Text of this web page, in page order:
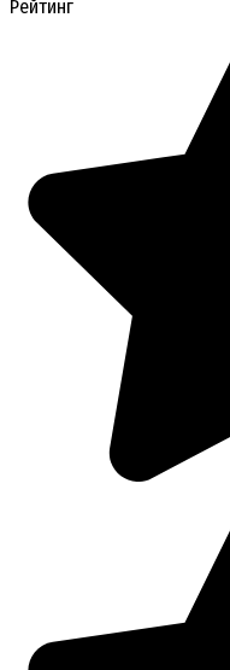
Рейтинг